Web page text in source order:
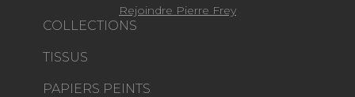
COLLECTIONS
TISSUS
PAPIERS PEINTS
Rejoindre Pierre Frey